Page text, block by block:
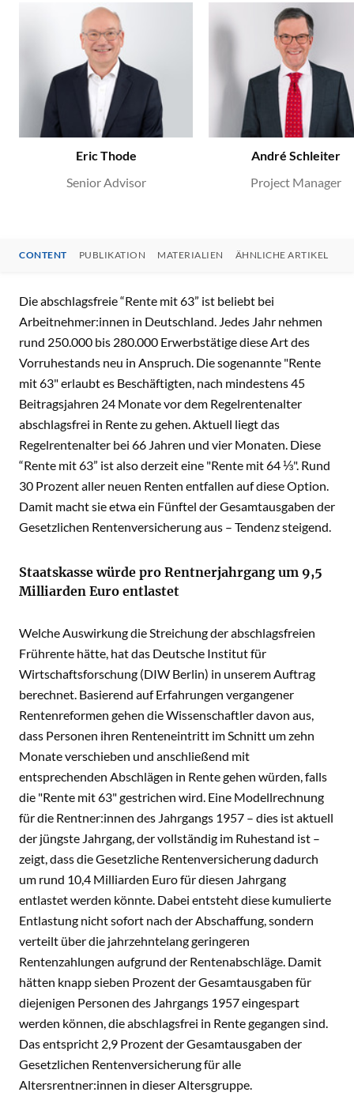
Eric Thode
Senior Advisor
André Schleiter
Project Manager
CONTENT PUBLIKATION MATERIALIEN ÄHNLICHE ARTIKEL
CONTENT
Die abschlagsfreie “Rente mit 63” ist beliebt bei
Arbeitnehmer:innen in Deutschland. Jedes Jahr nehmen
rund 250.000 bis 280.000 Erwerbstätige diese Art des
Vorruhestands neu in Anspruch. Die sogenannte "Rente
mit 63" erlaubt es Beschäftigten, nach mindestens 45
Beitragsjahren 24 Monate vor dem Regelrentenalter
abschlagsfrei in Rente zu gehen. Aktuell liegt das
Regelrentenalter bei 66 Jahren und vier Monaten. Diese
“Rente mit 63” ist also derzeit eine "Rente mit 64 ⅓". Rund
30 Prozent aller neuen Renten entfallen auf diese Option.
Damit macht sie etwa ein Fünftel der Gesamtausgaben der
Gesetzlichen Rentenversicherung aus – Tendenz steigend.
Staatskasse würde pro Rentnerjahrgang um 9,5
Milliarden Euro entlastet
Welche Auswirkung die Streichung der abschlagsfreien
Frührente hätte, hat das Deutsche Institut für
Wirtschaftsforschung (DIW Berlin) in unserem Auftrag
berechnet. Basierend auf Erfahrungen vergangener
Rentenreformen gehen die Wissenschaftler davon aus,
dass Personen ihren Renteneintritt im Schnitt um zehn
Monate verschieben und anschließend mit
entsprechenden Abschlägen in Rente gehen würden, falls
die "Rente mit 63" gestrichen wird. Eine Modellrechnung
für die Rentner:innen des Jahrgangs 1957 – dies ist aktuell
der jüngste Jahrgang, der vollständig im Ruhestand ist –
zeigt, dass die Gesetzliche Rentenversicherung dadurch
um rund 10,4 Milliarden Euro für diesen Jahrgang
entlastet werden könnte. Dabei entsteht diese kumulierte
Entlastung nicht sofort nach der Abschaffung, sondern
verteilt über die jahrzehntelang geringeren
Rentenzahlungen aufgrund der Rentenabschläge. Damit
hätten knapp sieben Prozent der Gesamtausgaben für
diejenigen Personen des Jahrgangs 1957 eingespart
werden können, die abschlagsfrei in Rente gegangen sind.
Das entspricht 2,9 Prozent der Gesamtausgaben der
Gesetzlichen Rentenversicherung für alle
Altersrentner:innen in dieser Altersgruppe.